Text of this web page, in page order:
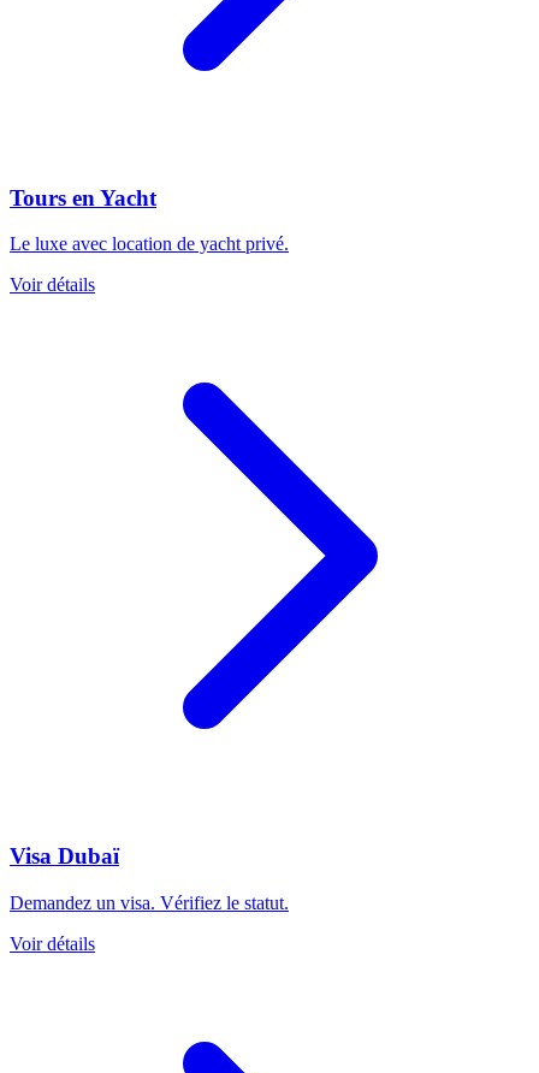
Tours en Yacht
Le luxe avec location de yacht privé.
Voir détails
Visa Dubaï
Demandez un visa. Vérifiez le statut.
Voir détails